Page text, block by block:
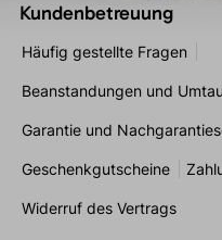
Kundenbetreuung
Häufig gestellte Fragen
Beanstandungen und
Garantie und
Geschenkgutscheine
Widerruf des Vertrags